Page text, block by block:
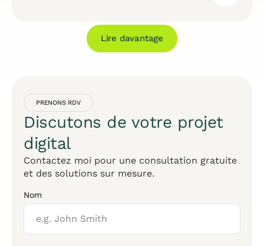
Lire davantage
PRENONS RDV
Discutons de votre projet
digital
Contactez moi pour une consultation gratuite
et des solutions sur mesure.
Nom